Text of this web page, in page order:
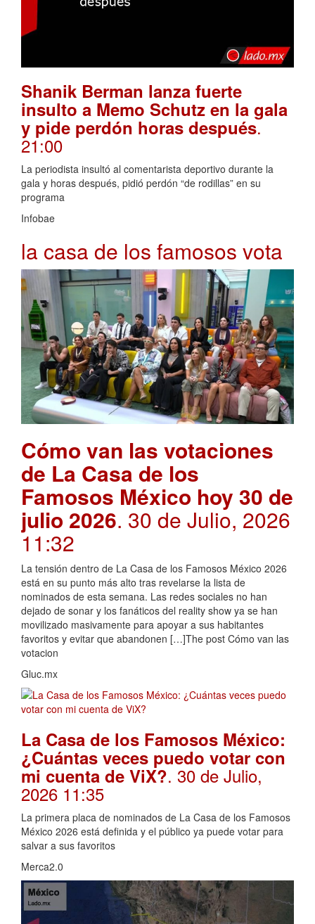
Shanik Berman lanza fuerte
insulto a Memo Schutz en la gala
y pide perdón horas después.
21:00
La periodista insultó al comentarista deportivo durante la
gala y horas después, pidió perdón “de rodillas” en su
programa
Infobae
la casa de los famosos vota
Cómo van las votaciones
de La Casa de los
Famosos México hoy 30 de
julio 2026. 30 de Julio, 2026
11:32
La tensión dentro de La Casa de los Famosos México 2026
está en su punto más alto tras revelarse la lista de
nominados de esta semana. Las redes sociales no han
dejado de sonar y los fanáticos del reality show ya se han
movilizado masivamente para apoyar a sus habitantes
favoritos y evitar que abandonen […]The post Cómo van las
votacion
Gluc.mx
La Casa de los Famosos México:
¿Cuántas veces puedo votar con
mi cuenta de ViX?. 30 de Julio,
2026 11:35
La primera placa de nominados de La Casa de los Famosos
México 2026 está definida y el público ya puede votar para
salvar a sus favoritos
Merca2.0